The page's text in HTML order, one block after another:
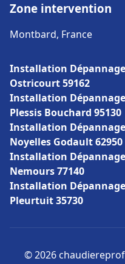
Zone intervention
Montbard, France
Installation
Ostricourt 59162
Installation
Plessis Bouchard 95130
Installation
Noyelles Godault 62950
Installation
Nemours 77140
Installation
Pleurtuit 35730
© 2026